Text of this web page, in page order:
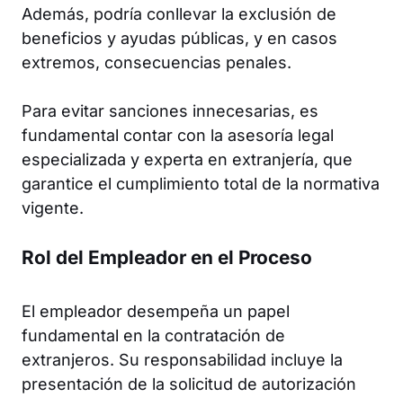
Además, podría conllevar la exclusión de
beneficios y ayudas públicas, y en casos
extremos, consecuencias penales.
Para evitar sanciones innecesarias, es
fundamental contar con la asesoría legal
especializada y experta en extranjería, que
garantice el cumplimiento total de la normativa
vigente.
Rol del Empleador en el Proceso
El empleador desempeña un papel
fundamental en la contratación de
extranjeros. Su responsabilidad incluye la
presentación de la solicitud de autorización